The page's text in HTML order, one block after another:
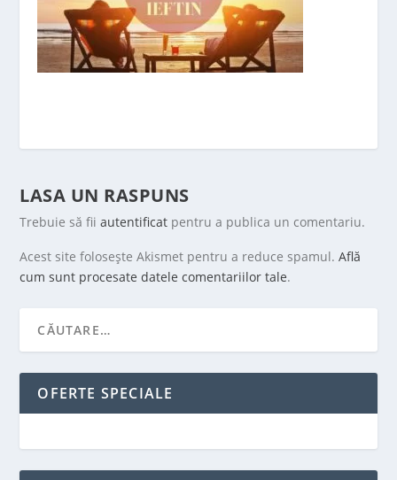
LASA UN RASPUNS
Trebuie să fiiautentificat pentru a publica un comentariu.
Acest site folosește Akismet pentru a reduce spamul.Află
cum sunt procesate datele comentariilor tale.
OFERTE SPECIALE